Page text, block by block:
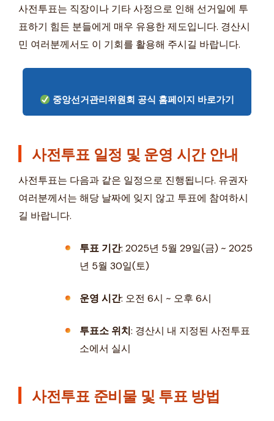
사전투표는 직장이나 기타 사정으로 인해 선거일에 투
표하기 힘든 분들에게 매우 유용한 제도입니다. 경산시
민 여러분께서도 이 기회를 활용해 주시길 바랍니다.
중앙선거관리위원회 공식 홈페이지 바로가기
사전투표 일정 및 운영 시간 안내
사전투표는 다음과 같은 일정으로 진행됩니다. 유권자
여러분께서는 해당 날짜에 잊지 않고 투표에 참여하시
길 바랍니다.
투표 기간: 2025년 5월 29일(금) ~ 2025
년 5월 30일(토)
운영 시간: 오전 6시 ~ 오후 6시
투표소 위치: 경산시 내 지정된 사전투표
소에서 실시
사전투표 준비물 및 투표 방법